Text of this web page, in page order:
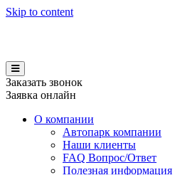
Skip to content
Заказать звонок
Заявка онлайн
О компании
Автопарк компании
Наши клиенты
FAQ Вопрос/Ответ
Полезная информация